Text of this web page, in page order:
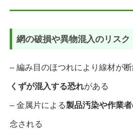
網の破損や異物混入のリスク
– 編み目のほつれにより線材が
くずが混入する恐れがある
– 金属片による製品汚染や作業
念される